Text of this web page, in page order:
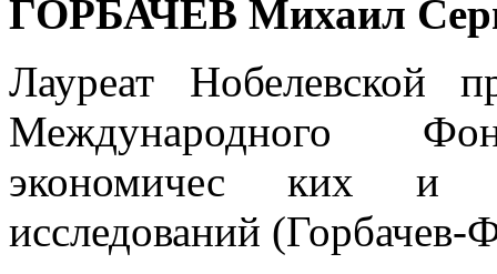
ГОРБАЧЕВ Михаил
Лауреат Нобелевской
Международного
экономичес ких и
исследований (Горбачев-